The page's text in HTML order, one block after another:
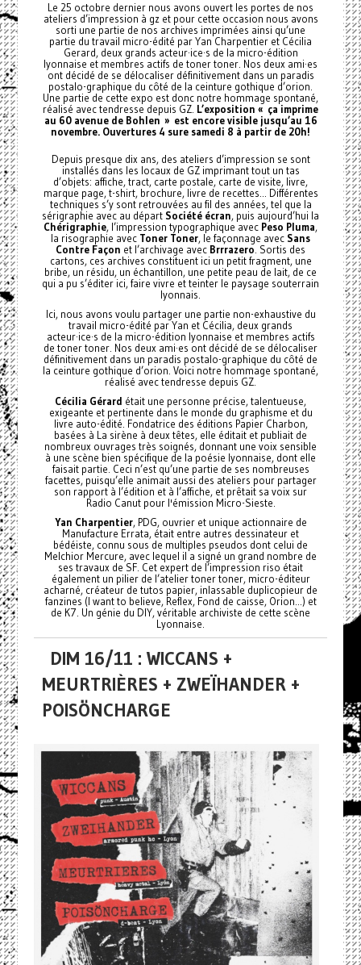
Le 25 octobre dernier nous avons ouvert les portes de nos
ateliers d’impression à gz et pour cette occasion nous avons
sorti une partie de nos archives imprimées ainsi qu’une
partie du travail micro-édité par Yan Charpentier et Cécilia
Gerard, deux grands acteur·ice·s de la micro-édition
lyonnaise et membres actifs de toner toner. Nos deux ami·es
ont décidé de se délocaliser définitivement dans un paradis
postalo-graphique du côté de la ceinture gothique d’orion.
Une partie de cette expo est donc notre hommage spontané,
réalisé avec tendresse depuis GZ. L’exposition « ça imprime
au 60 avenue de Bohlen » est encore visible jusqu’au 16
novembre. Ouvertures 4 sure samedi 8 à partir de 20h!
Depuis presque dix ans, des ateliers d’impression se sont
installés dans les locaux de GZ imprimant tout un tas
d’objets: affiche, tract, carte postale, carte de visite, livre,
marque page, t-shirt, brochure, livre de recettes... Différentes
techniques s’y sont retrouvées au fil des années, tel que la
sérigraphie avec au départ Société écran, puis aujourd’hui la
Chérigraphie, l’impression typographique avec Peso Pluma,
la risographie avec Toner Toner, le façonnage avec Sans
Contre Façon et l’archivage avec Brrrazero . Sortis des
cartons, ces archives constituent ici un petit fragment, une
bribe, un résidu, un échantillon, une petite peau de lait, de ce
qui a pu s’éditer ici, faire vivre et teinter le paysage souterrain
lyonnais.
Ici, nous avons voulu partager une partie non-exhaustive du
travail micro-édité par Yan et Cécilia, deux grands
acteur·ice·s de la micro-édition lyonnaise et membres actifs
de toner toner. Nos deux ami·es ont décidé de se délocaliser
définitivement dans un paradis postalo-graphique du côté de
la ceinture gothique d’orion. Voici notre hommage spontané,
réalisé avec tendresse depuis GZ.
Cécilia Gérard était une personne précise, talentueuse,
exigeante et pertinente dans le monde du graphisme et du
livre auto-édité. Fondatrice des éditions Papier Charbon,
basées à La sirène à deux têtes, elle éditait et publiait de
nombreux ouvrages très soignés, donnant une voix sensible
à une scène bien spécifique de la poésie lyonnaise, dont elle
faisait partie. Ceci n’est qu’une partie de ses nombreuses
facettes, puisqu’elle animait aussi des ateliers pour partager
son rapport à l’édition et à l’affiche, et prêtait sa voix sur
Radio Canut pour l'émission Micro-Sieste.
Yan Charpentier, PDG, ouvrier et unique actionnaire de
Manufacture Errata, était entre autres dessinateur et
bédéiste, connu sous de multiples pseudos dont celui de
Melchior Mercure, avec lequel il a signé un grand nombre de
ses travaux de SF. Cet expert de l’impression riso était
également un pilier de l’atelier toner toner, micro-éditeur
acharné, créateur de tutos papier, inlassable duplicopieur de
fanzines (I want to believe, Reflex, Fond de caisse, Orion...) et
de K7. Un génie du DIY, véritable archiviste de cette scène
Lyonnaise.
DIM 16/11 : WICCANS +
MEURTRIÈRES + ZWEÏHANDER +
POISÖNCHARGE